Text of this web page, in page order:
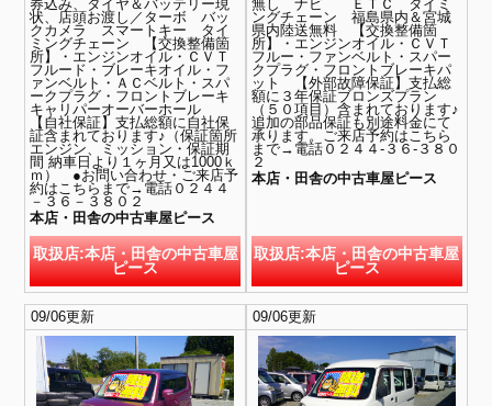
券込み、タイヤ＆バッテリー現
状、店頭お渡し／ターボ バッ
クカメラ スマートキー タイ
ミングチェーン 【交換整備箇
所】・エンジンオイル・ＣＶＴ
フルード・ブレーキオイル・フ
ァンベルト・ＡＣベルト・スパ
ークプラグ・フロントブレーキ
キャリパーオーバーホール
【自社保証】支払総額に自社保
証含まれております♪（保証箇所
エンジン、ミッション・保証期
間 納車日より１ヶ月又は1000ｋ
ｍ） ●お問い合わせ・ご来店予
約はこちらまで→電話０２４４
－３６－３８０２
本店・田舎の中古車屋ピース
取扱店:本店・田舎の中古車屋
ピース
無し ナビ ＥＴＣ タイミ
ングチェーン 福島県内＆宮城
県内陸送無料 【交換整備箇
所】・エンジンオイル・ＣＶＴ
フルー・ファンベルト・スパー
クプラグ・フロントブレーキパ
ット 【外部故障保証】支払総
額に３年保証ブロンズプラン
（５０項目）含まれております♪
追加の部品保証も別途料金にて
承ります。ご来店予約はこちら
まで→電話０２４４-３６-３８０
２
本店・田舎の中古車屋ピース
取扱店:本店・田舎の中古車屋
ピース
09/06更新 09/06更新